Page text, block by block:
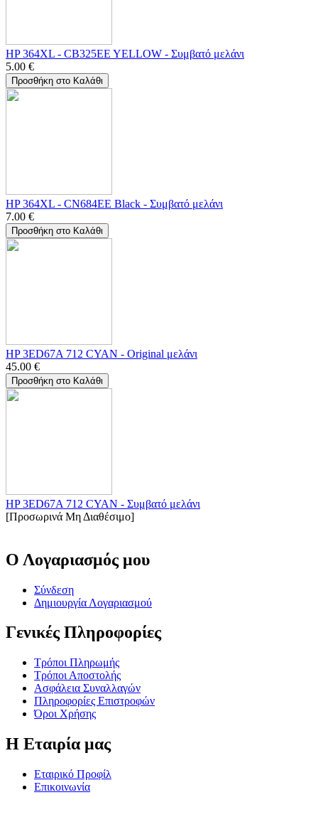
HP 364XL - CB325EE YELLOW - Συμβατό μελάνι
5.00 €
Προσθήκη στο Καλάθι
HP 364XL - CN684EE Black - Συμβατό μελάνι
7.00 €
Προσθήκη στο Καλάθι
HP 3ED67A 712 CYAN - Οriginal μελάνι
45.00 €
Προσθήκη στο Καλάθι
HP 3ED67A 712 CYAN - Συμβατό μελάνι
[Προσωρινά Μη Διαθέσιμο]
Ο Λογαριασμός μου
Σύνδεση
Δημιουργία Λογαριασμού
Γενικές Πληροφορίες
Τρόποι Πληρωμής
Τρόποι Αποστολής
Ασφάλεια Συναλλαγών
Πληροφορίες Επιστροφών
Όροι Χρήσης
Η Εταιρία μας
Εταιρικό Προφίλ
Επικοινωνία